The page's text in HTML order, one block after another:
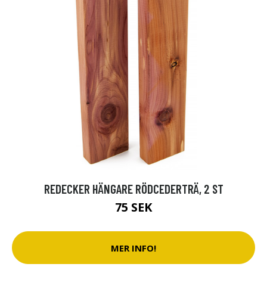
REDECKER HÄNGARE RÖDCEDERTRÄ, 2 ST
75 SEK
MER INFO!